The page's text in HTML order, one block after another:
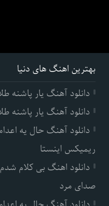
بهترین اهنگ های دنیا
دانلود آهنگ یار پاشنه
دانلود آهنگ یار پاشنه
دانلود آهنگ حال یه
ریمیکس اینستا
دانلود اهنگ بی کلام
صدای مرد